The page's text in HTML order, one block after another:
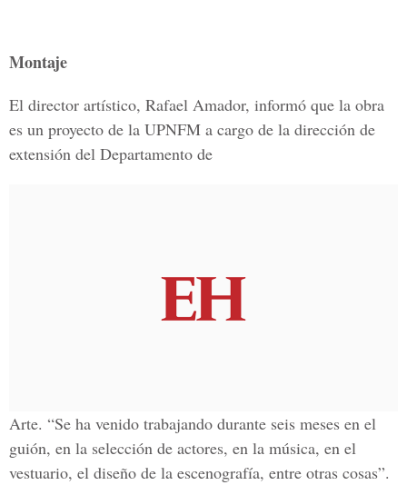
Montaje
El director artístico, Rafael Amador, informó que la obra
es un proyecto de la UPNFM a cargo de la dirección de
extensión del Departamento de
Arte. “Se ha venido trabajando durante seis meses en el
guión, en la selección de actores, en la música, en el
vestuario, el diseño de la escenografía, entre otras cosas”.